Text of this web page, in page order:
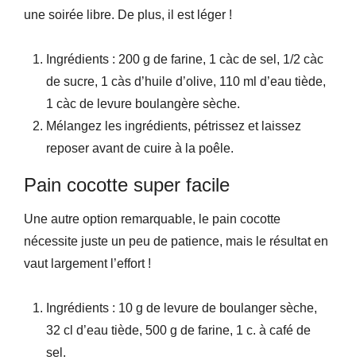
une soirée libre. De plus, il est léger !
Ingrédients : 200 g de farine, 1 càc de sel, 1/2 càc
de sucre, 1 càs d’huile d’olive, 110 ml d’eau tiède,
1 càc de levure boulangère sèche.
Mélangez les ingrédients, pétrissez et laissez
reposer avant de cuire à la poêle.
Pain cocotte super facile
Une autre option remarquable, le pain cocotte
nécessite juste un peu de patience, mais le résultat en
vaut largement l’effort !
Ingrédients : 10 g de levure de boulanger sèche,
32 cl d’eau tiède, 500 g de farine, 1 c. à café de
sel.